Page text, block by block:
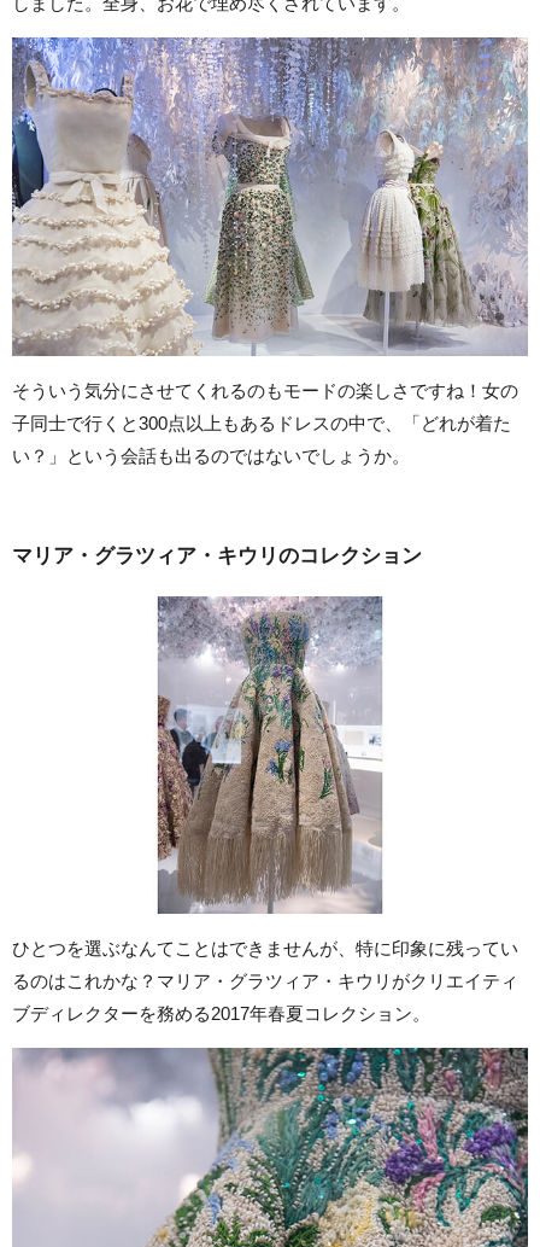
そういう気分にさせてくれるのもモードの楽しさですね！女の
子同士で行くと300点以上もあるドレスの中で、「どれが着た
い？」という会話も出るのではないでしょうか。
マリア・グラツィア・キウリのコレクション
ひとつを選ぶなんてことはできませんが、特に印象に残ってい
るのはこれかな？マリア・グラツィア・キウリがクリエイティ
ブディレクターを務める2017年春夏コレクション。